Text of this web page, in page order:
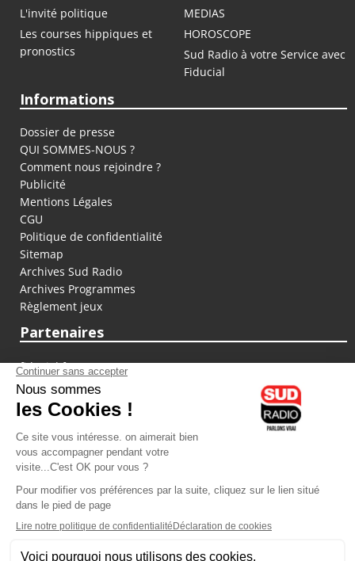
L'invité politique
MEDIAS
Les courses hippiques et
pronostics
HOROSCOPE
Sud Radio à votre Service avec
Fiducial
Informations
Dossier de presse
QUI SOMMES-NOUS ?
Comment nous rejoindre ?
Publicité
Mentions Légales
CGU
Politique de confidentialité
Sitemap
Archives Sud Radio
Archives Programmes
Règlement jeux
Partenaires
fiducial.fr
lyoncapitale.fr
olympique-et-lyonnais.com
L'application Iphone / Android
Téléchargez l'application
Les cookies
Gestion des cookies